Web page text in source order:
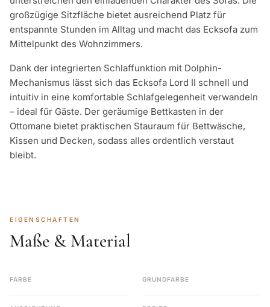
großzügige Sitzfläche bietet ausreichend Platz für
entspannte Stunden im Alltag und macht das Ecksofa zum
Mittelpunkt des Wohnzimmers.
Dank der integrierten Schlaffunktion mit Dolphin-
Mechanismus lässt sich das Ecksofa Lord II schnell und
intuitiv in eine komfortable Schlafgelegenheit verwandeln
– ideal für Gäste. Der geräumige Bettkasten in der
Ottomane bietet praktischen Stauraum für Bettwäsche,
Kissen und Decken, sodass alles ordentlich verstaut
bleibt.
EIGENSCHAFTEN
Maße & Material
FARBE GRUNDFARBE